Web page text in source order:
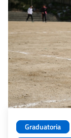
Graduatoria